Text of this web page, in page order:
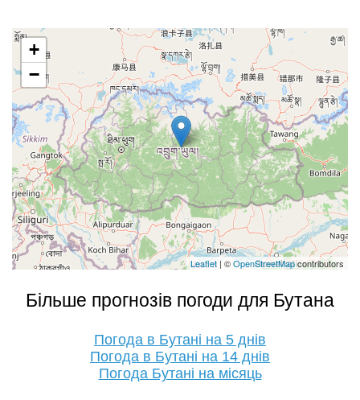
+
−
Leaflet | ©OpenStreetMapcontributors
Більше прогнозів погоди для Бутана
Погода в Бутані на 5 днів
Погода в Бутані на 14 днів
Погода Бутані на місяць